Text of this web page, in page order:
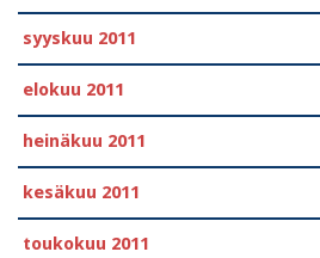
syyskuu 2011
elokuu 2011
heinäkuu 2011
kesäkuu 2011
toukokuu 2011